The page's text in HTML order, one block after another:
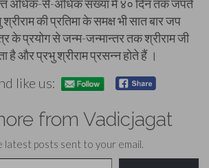
अधिक-से-अधिक संख्या में ४० दिन तक जपते
की प्रतिमा के समक्ष भी सात बार जप
के प्रयोग से जन्म-जन्मान्तर तक श्रीराम जी
है और प्रभु श्रीराम प्रसन्न होते हैं ।
like us:
from Vadicjagat
latest posts sent to your email.